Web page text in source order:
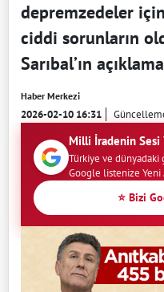
depremzedeler
ciddi sorunların
Sarıbal’ın
Haber Merkezi
2026-02-10 16:31
Milli İradenin Sesi
Türkiye ve
Google listenize
⭐ Bizi